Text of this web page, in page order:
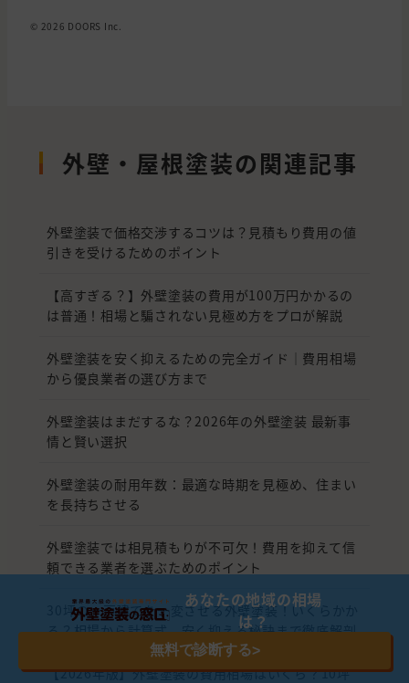
© 2026 DOORS Inc.
外壁・屋根塗装の関連記事
外壁塗装で価格交渉するコツは？見積もり費用の値
引きを受けるためのポイント
【高すぎる？】外壁塗装の費用が100万円かかるの
は普通！相場と騙されない見極め方をプロが解説
外壁塗装を安く抑えるための完全ガイド｜費用相場
から優良業者の選び方まで
外壁塗装はまだするな？2026年の外壁塗装 最新事
情と賢い選択
外壁塗装の耐用年数：最適な時期を見極め、住まい
を長持ちさせる
外壁塗装では相見積もりが不可欠！費用を抑えて信
頼できる業者を選ぶためのポイント
30坪の一戸建てを一変させる外壁塗装！いくらかか
る？相場から計算式、安く抑える秘訣まで徹底解剖
【2026年版】外壁塗装の費用相場はいくら？10坪
あなたの地域の相場
は？
無料で診断する>